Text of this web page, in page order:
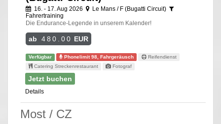
16. - 17. Aug 2026
Le Mans / F (Bugatti Circuit)
Fahrertraining
Die Endurance-Legende in unserem Kalender!
ab 480.00 EUR
Verfügbar Phonelimit 98, Fahrgeräusch
Reifendienst
Catering Streckenrestaurant
Fotograf
Jetzt buchen
Details
Most / CZ